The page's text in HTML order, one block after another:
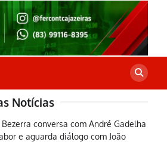
Notícias
Bezerra conversa com André Gadelha
e aguarda diálogo com João